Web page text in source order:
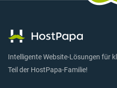
Intelligente Website-Lösungen für
Teil der HostPapa-Familie!